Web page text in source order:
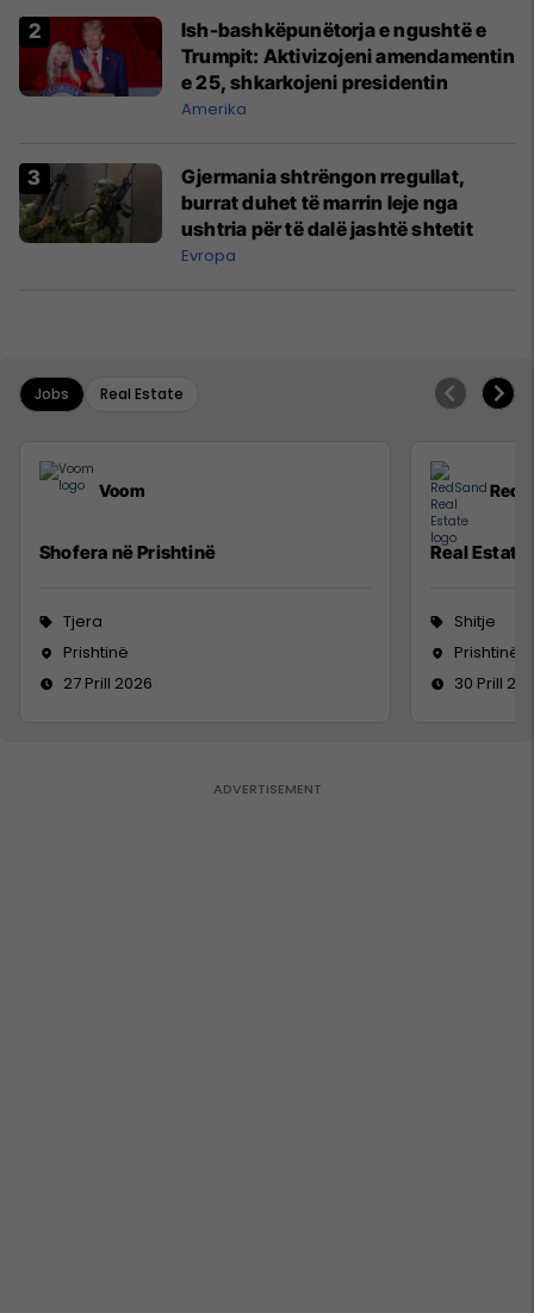
Ish-bashkëpunëtorja e ngushtë e
Trumpit: Aktivizojeni amendamentin
e 25, shkarkojeni presidentin
Amerika
Gjermania shtrëngon rregullat,
burrat duhet të marrin leje nga
ushtria për të dalë jashtë shtetit
Evropa
Jobs Real Estate
Voom
Shofera në Prishtinë
Tjera
Prishtinë
27 Prill 2026
Real Estate
Shitje
Prishtinë
30 Prill